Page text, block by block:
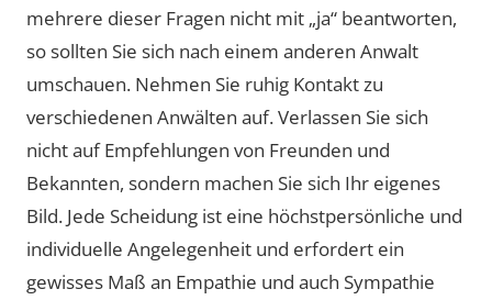
mehrere dieser Fragen nicht mit „ja“ beantworten,
so sollten Sie sich nach einem anderen Anwalt
umschauen. Nehmen Sie ruhig Kontakt zu
verschiedenen Anwälten auf. Verlassen Sie sich
nicht auf Empfehlungen von Freunden und
Bekannten, sondern machen Sie sich Ihr eigenes
Bild. Jede Scheidung ist eine höchstpersönliche und
individuelle Angelegenheit und erfordert ein
gewisses Maß an Empathie und auch Sympathie